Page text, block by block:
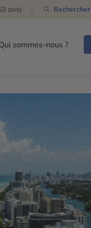
avis) Rechercher
sommes-nous ?